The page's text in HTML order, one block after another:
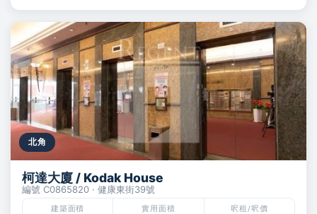
北角
柯達大廈 / Kodak House
編號 C0865820 · 健康東街39號
建築面積 實用面積 呎租/呎價